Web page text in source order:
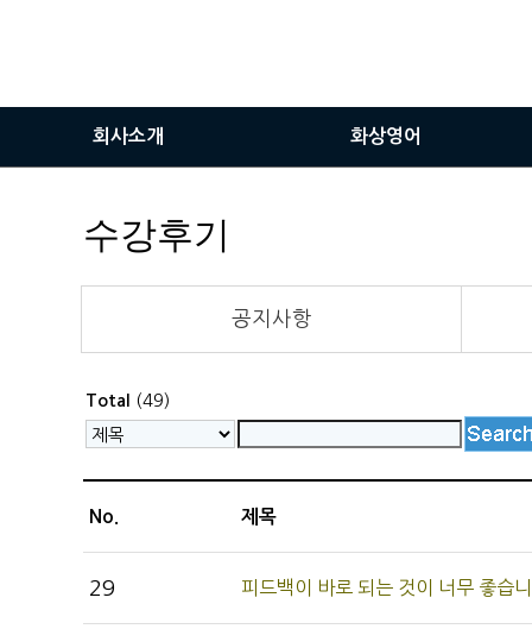
회사소개
비전
화상영어
서비스이용안내
수강후기
공지사항
Total (49)
No. 제목
29 피드백이 바로 되는 것이 너무 좋습